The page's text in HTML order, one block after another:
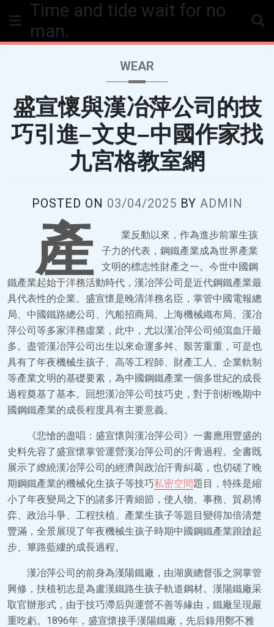
Time and tide wait for no
man.
WEAR
盛宣懷與漢冶萍公司的技
巧引進–文史–中國作家找
九宮格教室網
POSTED ON 03/04/2025 BY ADMIN
產
業反動以來，作為進步前輩生孩
子力的代表，鋼鐵產業成為世界產業
文明的標志性財產之一。今世中國鋼
鐵產業起始于洋務活動時代，漢冶萍公司是近代鋼鐵產業最
具代表性的企業。盛宣懷是晚清洋務名臣，掌管中國電報總
局、中國鐵路總公司、汽船招商局、上海機械織布局、漢冶
萍公司等多家洋務虛業，此中，尤以漢冶萍公司傾瀉血汗最
多。盡管漢冶萍公司出生以來命運多舛、艱苦重重，可是也
具有了年夜機械生孩子、高等工程師、財產工人、企業軌制
等產業文明的基礎要素，為中國鋼鐵產業一個多世紀的成長
過程奠基了基本。回想漢冶萍公司技巧史，對于剖析晚期中
國鋼鐵產業的成長程度具有主要意義。
《悲愴的盡唱：盛宣懷與漢冶萍公司》一書應用豐盛的
史料先容了盛宣懷掌管運營漢冶萍公司的汗青過程。全書既
展示了繚繞漢冶萍公司的經濟與政治汗青糾葛，也切磋了晚
期鋼鐵產業的機械化生孩子等技巧私密空間題目，特殊是縮
小了年夜變局之下的諸多汗青細節，使人物、事務、貿易博
弈、政治斗爭、工程扶植、產業生孩子等題目變得加倍清楚
豐滿，全景展現了年夜機械生孩子時期中國鋼鐵產業踉蹌起
步、篳路藍縷的成長過程。
漢冶萍公司的前身為漢陽鐵廠，由湖廣總督張之洞掌管
興修，扶植初志是為盧漢鐵路生孩子軌道鋼材。漢陽鐵廠采
取官辦形式，由于技巧滯后與運營不善等緣由，鐵廠呈現嚴
重吃虧。1896年，盛宣懷接手漢陽鐵廠，先后錄用鄭不雅